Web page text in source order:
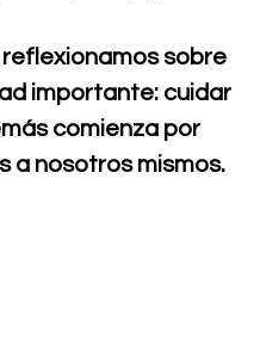
reflexionamos sobre
importante: cuidar
comienza por
a nosotros mismos.